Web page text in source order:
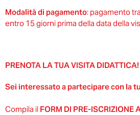
Modalità di pagamento: pagamento
entro 15 giorni prima della data della
PRENOTA LA TUA VISITA DIDATTICA!
Sei interessato a partecipare con la
Compila il FORM DI PRE-ISCRIZIONE